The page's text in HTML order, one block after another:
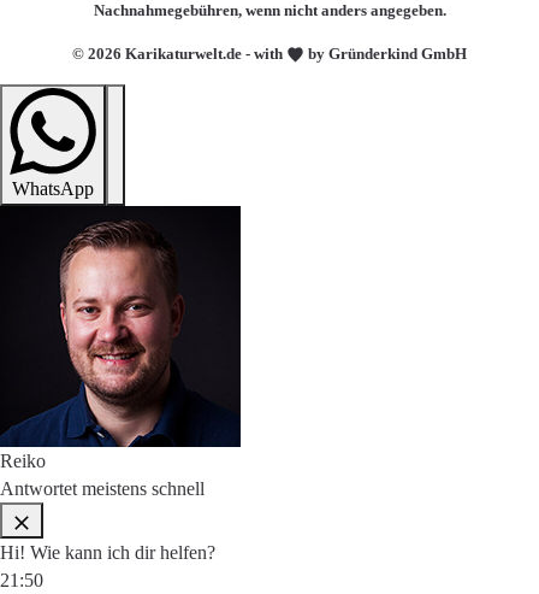
© 2026 Karikaturwelt.de - with by Gründerkind GmbH
Nachnahmegebühren, wenn nicht anders angegeben.
WhatsApp
Reiko
Antwortet meistens schnell
Hi! Wie kann ich dir helfen?
21:50